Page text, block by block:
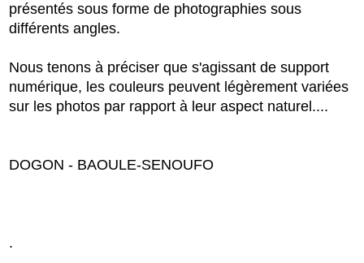
présentés sous forme de photographies sous
différents angles.
Nous tenons à préciser que s'agissant de support
numérique, les couleurs peuvent légèrement variées
sur les photos par rapport à leur aspect naturel....
DOGON - BAOULE-SENOUFO
.